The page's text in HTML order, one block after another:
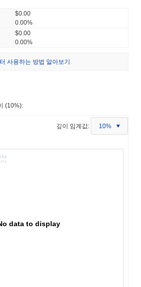
$0.00
0.00%
$0.00
0.00%
사용하는 방법 알아보기
(10%):
깊이 임계값: 10%
data to display